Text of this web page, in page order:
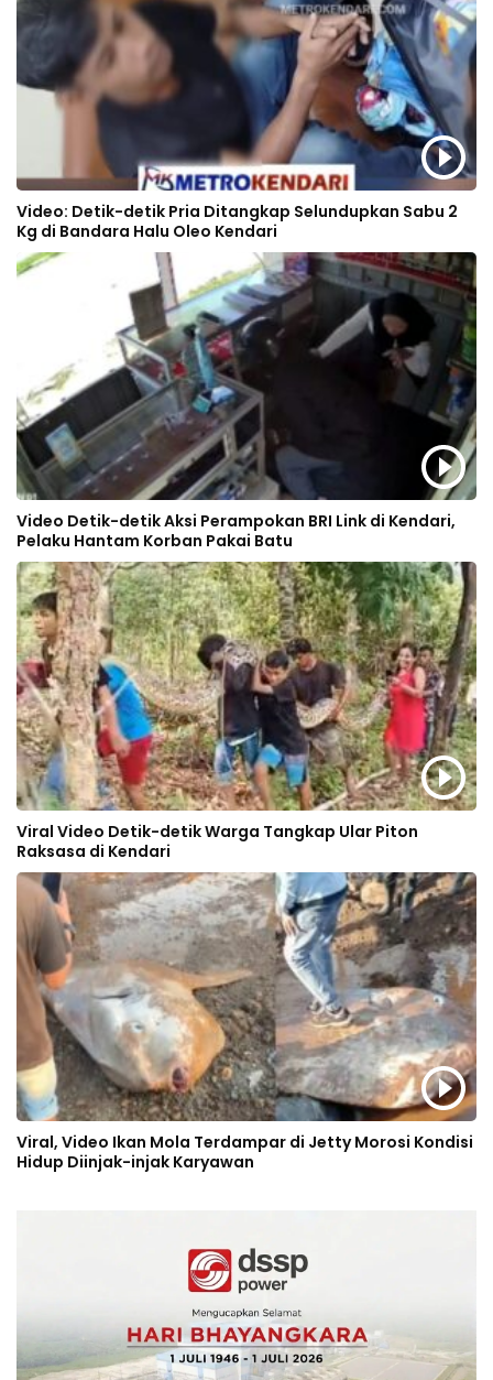
Video: Detik-detik Pria Ditangkap Selundupkan Sabu 2
Kg di Bandara Halu Oleo Kendari
Video Detik-detik Aksi Perampokan BRI Link di Kendari,
Pelaku Hantam Korban Pakai Batu
Viral Video Detik-detik Warga Tangkap Ular Piton
Raksasa di Kendari
Viral, Video Ikan Mola Terdampar di Jetty Morosi Kondisi
Hidup Diinjak-injak Karyawan